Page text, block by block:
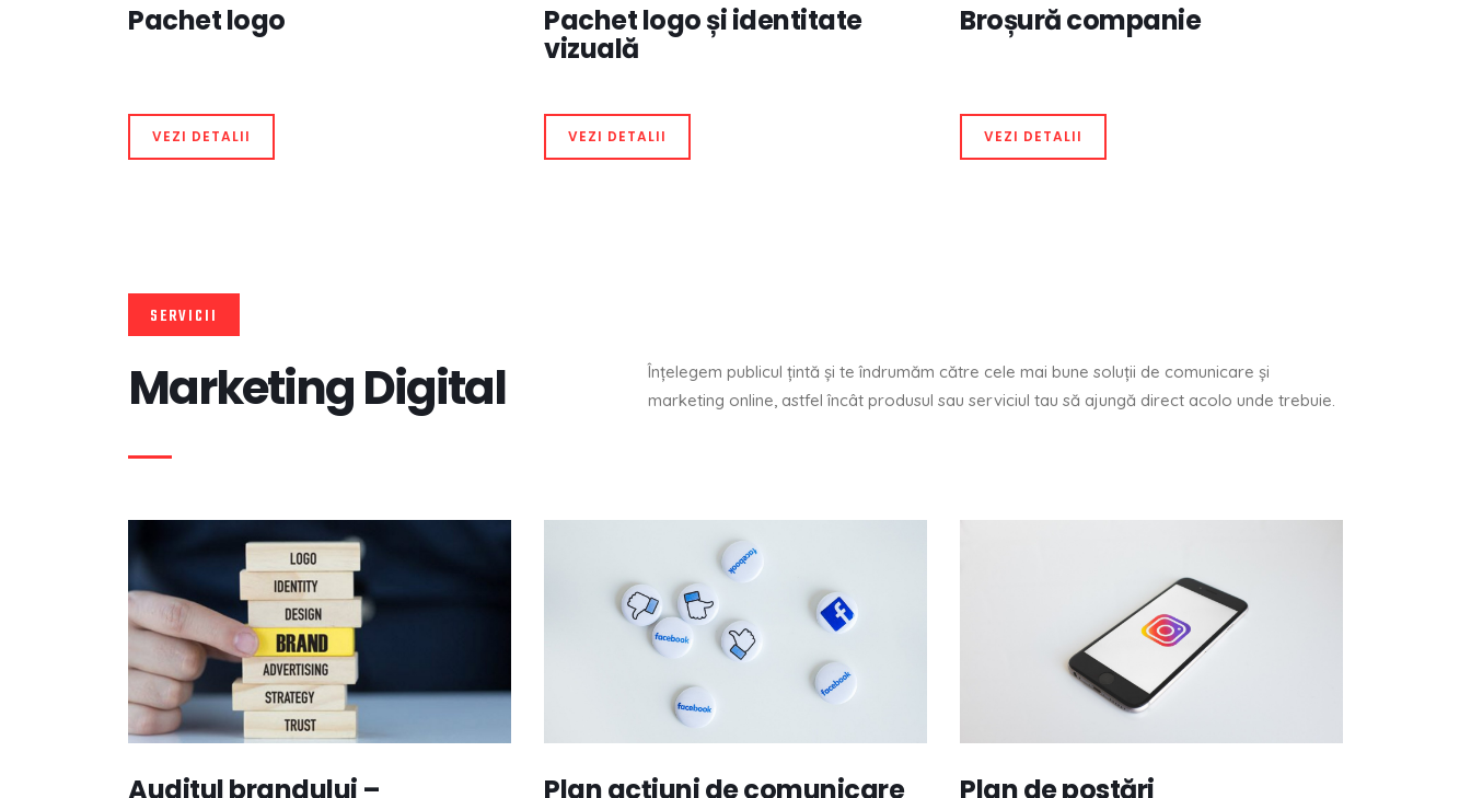
Pachet logo
VEZI DETALII
Pachet logo și identitate
vizuală
VEZI DETALII
Broșură companie
VEZI DETALII
SERVICII
Marketing Digital
Înțelegem publicul țintă și te îndrumăm către cele mai bune soluții de comunicare și
marketing online, astfel încât produsul sau serviciul tau să ajungă direct acolo unde trebuie.
Auditul brandului – Plan acțiuni de comunicare Plan de postări